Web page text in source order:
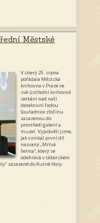
Městské
V úterý 25. srpna
pořádala Městská
knihovna v Praze ve
své ústřední knihovně
setkání nad naší
detektivní řadou
Souřadnice zločinu
zasazenou do
prostředí galerií a
muzeí. Vyprávěli jsme,
jak vznikal první díl
nazvaný „Mrtvá
šelma“, který se
odehrává v táborském
zasazené do Kutné Hory.